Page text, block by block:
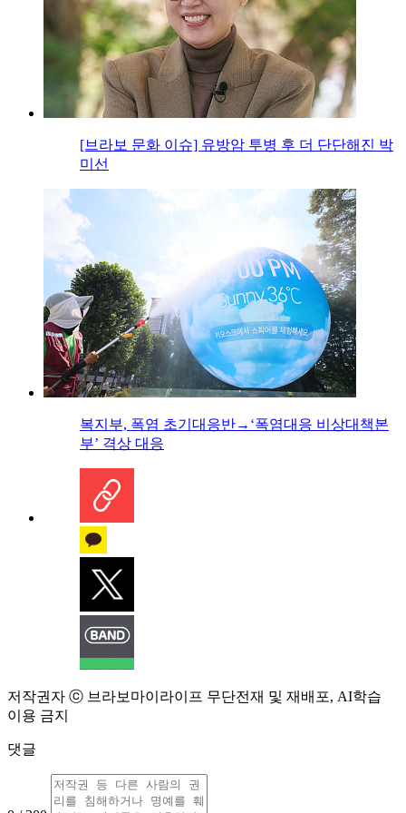
[브라보 문화 이슈] 유방암 투병 후 더 단단해진 박
미선
복지부, 폭염 초기대응반→‘폭염대응 비상대책본
부’ 격상 대응
저작권자 ⓒ 브라보마이라이프 무단전재 및 재배포, AI학습
이용 금지
댓글